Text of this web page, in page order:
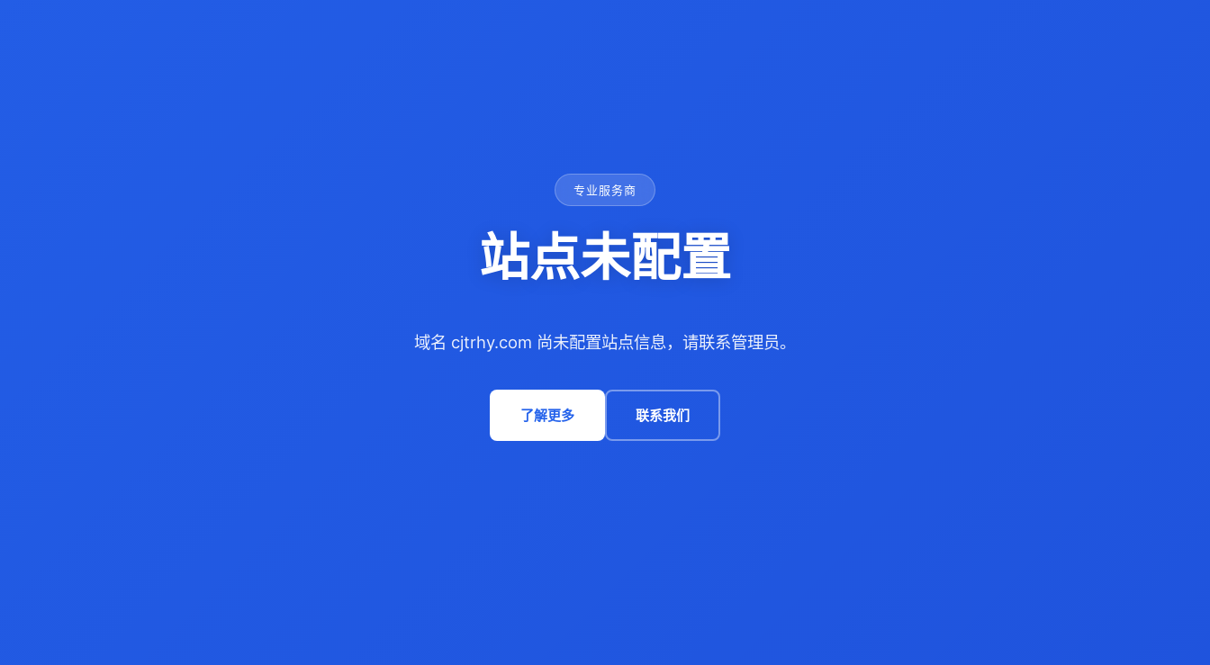
专业服务商
站点未配置
域名 cjtrhy.com 尚未配置站点信息，请联系管理员。
了解更多 联系我们